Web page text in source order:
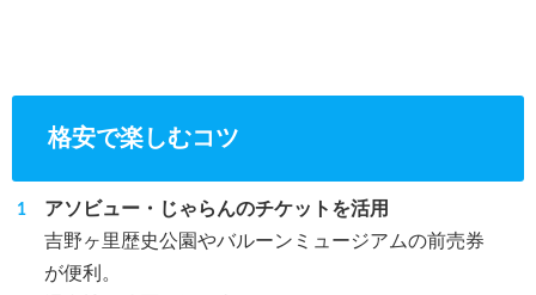
格安で楽しむコツ
アソビュー・じゃらんのチケットを活用
吉野ヶ里歴史公園やバルーンミュージアムの前売券
が便利。